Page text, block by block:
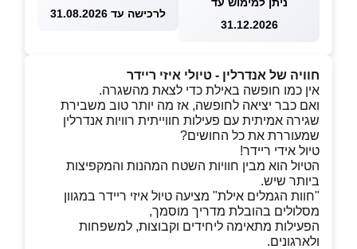
31.12.2026
לרכישה עד 31.08.2026
חוויה של אנדרלין - טיולי איזי ריידר
אין כמו חופשה באילת כדי לצאת מהשגרה.
ואם כבר יציאה לחופשה, אז מה יותר טוב משבירת
שגירה אמיתית עם פעילות חווייתית רוויות אנדרלין
שמעוררת את כל החושים?
טיול אידי ריידר!
הטיול הוא מבין חוויות השטח המהנות והמקפיצות
ביותר שיש.
"חוות הגמלים אילת" מציעה טיול איזי ריידר במגוון
מסלולים בהובלת מדריך מוסמך,
הפעילות מתאימה ליחידים וקבוצות, למשפחות
ולארגונים.